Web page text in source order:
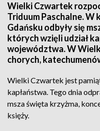
Wielki Czwartek
Triduum Paschalne. W
Gdańsku odbyły się
których wzięli udział
województwa. W
chorych,
Wielki Czwartek jest
kapłaństwa. Tego dnia
msza święta krzyżma,
księży.